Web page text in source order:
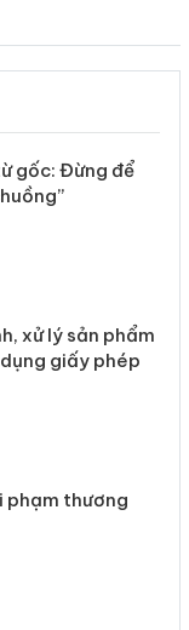
gốc: Đừng để
xử lý sản phẩm
giấy phép
phạm thương